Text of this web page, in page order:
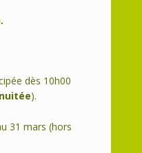
dès 10h00
).
31 mars (hors